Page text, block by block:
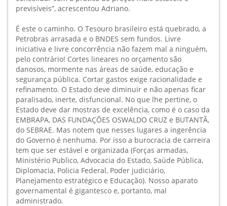
previsíveis”, acrescentou Adriano.
É este o caminho. O Tesouro brasileiro está quebrado, a
Petrobras arrasada e o BNDES sem fundos. Livre
iniciativa e livre concorrência não fazem mal a ninguém,
pelo contrário! Cortes lineares no orçamento são
danosos, mormente nas áreas de saúde, educação e
segurança pública. Cortar gastos exige racionalidade e
refinamento. O Estado deve diminuir e não apenas ficar
paralisado, inerte, disfuncional. No que lhe pertine, o
Estado deve dar mostras de excelência, como é o caso da
EMBRAPA, DAS FUNDAÇÕES OSWALDO CRUZ e BUTANTÃ,
do SEBRAE. Mas notem que nesses lugares a ingerência
do Governo é nenhuma. Por isso a burocracia de carreira
tem que ser estável e organizada (Forças armadas,
Ministério Publico, Advocacia do Estado, Saúde Pública,
Diplomacia, Policia Federal, Poder judiciário,
Planejamento estratégico e Educação). Nosso aparato
governamental é gigantesco e, portanto, mal
administrado.